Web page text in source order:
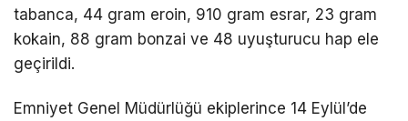
tabanca, 44 gram eroin, 910 gram esrar, 23 gram
kokain, 88 gram bonzai ve 48 uyuşturucu hap ele
geçirildi.
Emniyet Genel Müdürlüğü ekiplerince 14 Eylül’de